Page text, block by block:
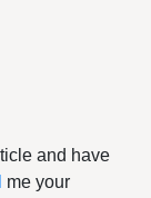
and have
me your